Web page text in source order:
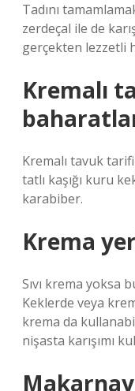
Tadını
zerdeçal ile de
gerçekten lezzetli
Kremalı
Kremalı tavuk
tatlı kaşığı kuru
karabiber.
Krema
Sıvı krema yoksa
Keklerde veya
krema da
nişasta karışımı